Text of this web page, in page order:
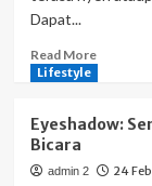
Makna
Dapat...
Read MoreRead
Shampo
Non
Lifestyle
Eyeshadow:
Bicara
admin 2 24